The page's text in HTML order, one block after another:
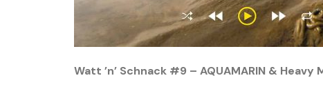
Watt ’n’ Schnack #9 – AQUAMARIN &